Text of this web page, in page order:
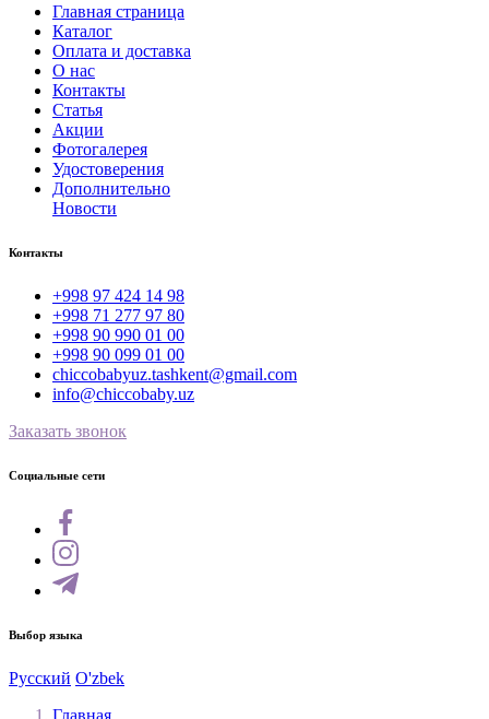
Главная страница
Каталог
Оплата и доставка
О нас
Контакты
Статья
Акции
Фотогалерея
Удостоверения
Дополнительно
Новости
Контакты
+998 97 424 14 98
+998 71 277 97 80
+998 90 990 01 00
+998 90 099 01 00
chiccobabyuz.tashkent@gmail.com
info@chiccobaby.uz
Заказать звонок
Социальные сети
Выбор языка
Русский O'zbek
Главная